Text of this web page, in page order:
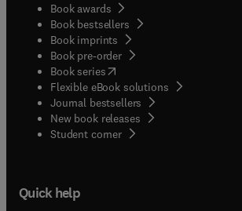
Book awards
Book bestsellers
Book imprints
Book pre-order
Book series(opens in new tab/window
Flexible eBook solutions
Journal bestsellers
New book releases
Student corner( opens in new tab/window
Quick help